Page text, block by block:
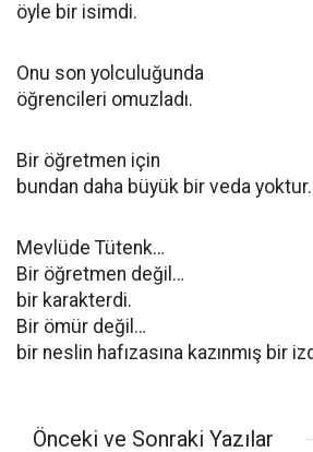
öyle bir isimdi.
Onu son yolculuğunda
öğrencileri omuzladı.
Bir öğretmen için
bundan daha büyük bir veda yoktur.
Mevlüde Tütenk…
Bir öğretmen değil…
bir karakterdi.
Bir ömür değil…
bir neslin hafızasına kazınmış bir
Önceki ve Sonraki Yazılar